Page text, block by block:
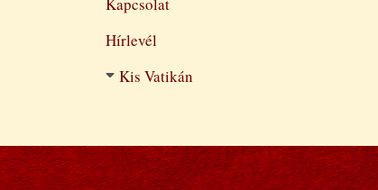
Hírlevél
Kis Vatikán